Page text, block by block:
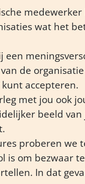
wat het
een
de
accepteren.
met jou ook
beeld
proberen we
is om bezwaar
In dat